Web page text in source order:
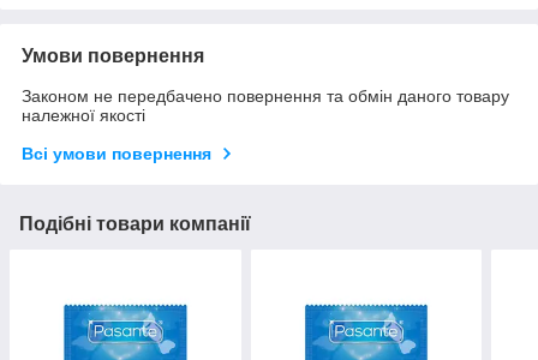
Умови повернення
Законом не передбачено повернення та обмін даного товару
належної якості
Всі умови повернення
Подібні товари компанії